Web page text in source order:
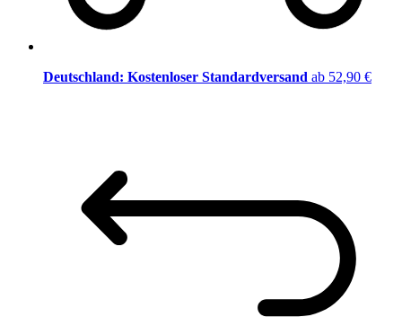
Deutschland: Kostenloser Standardversand ab 52,90 €